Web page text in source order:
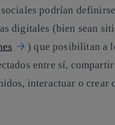
podrían
digitales (bien sean
) que posibilitan a
entre sí,
interactuar o crear